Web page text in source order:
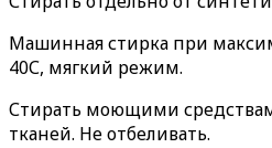
Машинная стирка при
40С, мягкий режим.
Стирать моющими
тканей. Не отбеливать.